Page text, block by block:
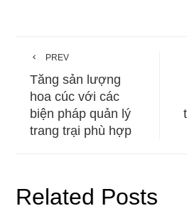
PREV
Tăng sản lượng
hoa cúc với các
biện pháp quản lý
trang trại phù hợp
Related Posts